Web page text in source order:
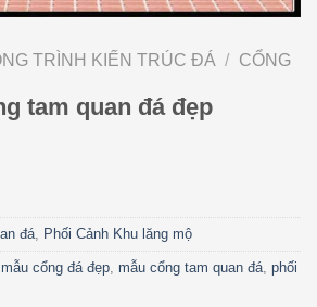
TRÌNH KIẾN TRÚC ĐÁ / CỔNG
tam quan đá đẹp
đá Phối Cảnh Khu lăng mộ
mẫu cổng đá đẹp mẫu cổng tam quan đá phối